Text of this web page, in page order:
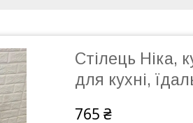
Стілець Ніка,
для кухні,
765 ₴